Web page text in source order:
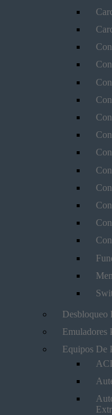
Desbloqueo
Emuladores
Equipos De